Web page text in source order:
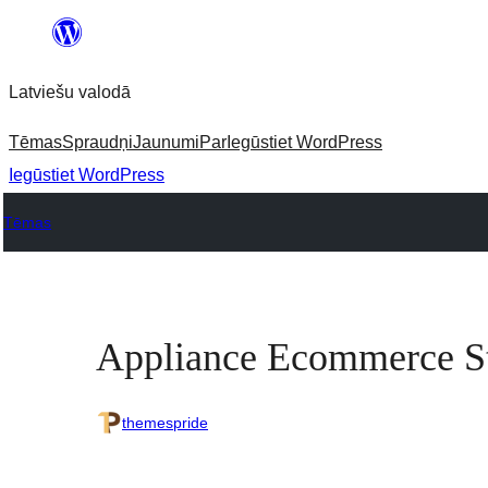
Pāriet
saturu
Latviešu valodā
TēmasSpraudņiJaunumiPar Iegūstiet WordPress
Iegūstiet WordPress
Tēmas
Appliance Ecommerce
themespride